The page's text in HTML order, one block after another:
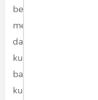
berpotensi kepada
memunculkan mata
dan bahasa asing
kurikulum. Menurut
bahasa Inggris dan
kurikulum dapat